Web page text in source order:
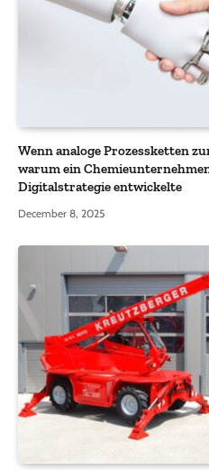
Wenn analoge Prozessketten
warum ein
Digitalstrategie entwickelte
December 8, 2025